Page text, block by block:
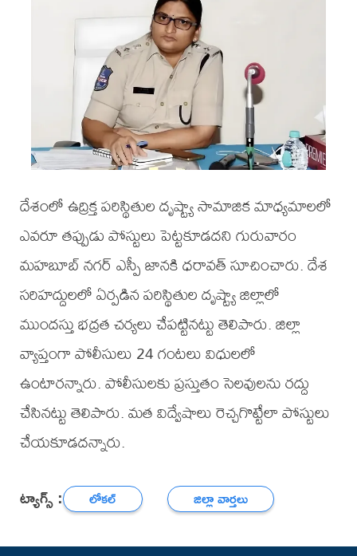
దేశంలో ఉద్రిక్త పరిస్థితుల దృష్ట్యా సామాజిక మాధ్యమాలలో
ఎవరూ తప్పుడు పోస్టులు పెట్టకూడదని గురువారం
మహబూబ్ నగర్ ఎస్పీ జానకి ధరావత్ సూచించారు. దేశ
సరిహద్దులలో ఏర్పడిన పరిస్థితుల దృష్ట్యా జిల్లాలో
ముందస్తు భద్రత చర్యలు చేపట్టినట్టు తెలిపారు. జిల్లా
వ్యాప్తంగా పోలీసులు 24 గంటలు విధులలో
ఉంటారన్నారు. పోలీసులకు ప్రస్తుతం సెలవులను రద్దు
చేసినట్టు తెలిపారు. మత విద్వేషాలు రెచ్చగొట్టేలా పోస్టులు
చేయకూడదన్నారు.
ట్యాగ్స్ : లోకల్ జిల్లా వార్తలు